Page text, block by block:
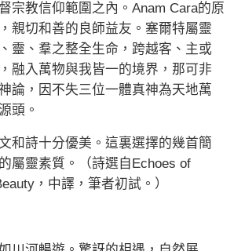
宗教信仰範圍之內。Anam Cara的原
親切和善的良師益友。塞爾特屬靈
靈、羣之整全生命，跨越客、主或
融入萬物與我皆一的境界，那可非
論，因不失三位一體真神為天地萬
頭。
詩十分優美。這裏選擇的幾首簡
屬靈素質。（詩選自Echoes of
，中譯，筆者初試。）